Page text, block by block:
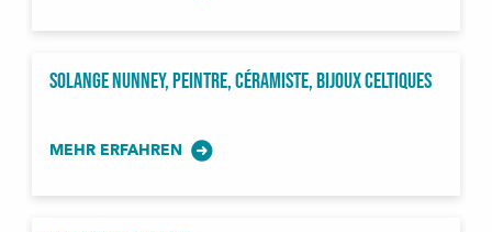
Solange Nunney, peintre, céramiste, bijoux celtiques
MEHR ERFAHREN